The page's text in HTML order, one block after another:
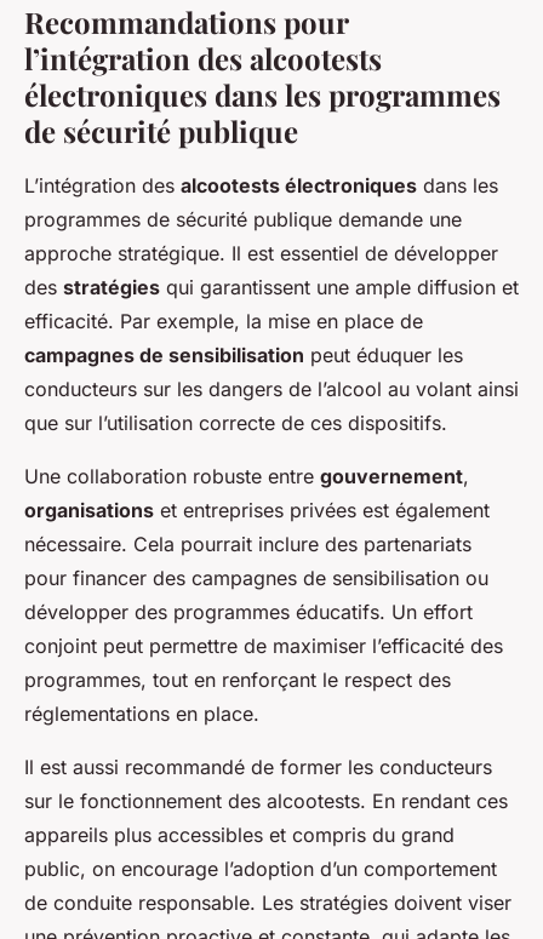
Recommandations pour
l’intégration des alcootests
électroniques dans les programmes
de sécurité publique
L’intégration des alcootests électroniques dans les
programmes de sécurité publique demande une
approche stratégique. Il est essentiel de développer
des stratégies qui garantissent une ample diffusion et
efficacité. Par exemple, la mise en place de
campagnes de sensibilisation peut éduquer les
conducteurs sur les dangers de l’alcool au volant ainsi
que sur l’utilisation correcte de ces dispositifs.
Une collaboration robuste entre gouvernement,
organisations et entreprises privées est également
nécessaire. Cela pourrait inclure des partenariats
pour financer des campagnes de sensibilisation ou
développer des programmes éducatifs. Un effort
conjoint peut permettre de maximiser l’efficacité des
programmes, tout en renforçant le respect des
réglementations en place.
Il est aussi recommandé de former les conducteurs
sur le fonctionnement des alcootests. En rendant ces
appareils plus accessibles et compris du grand
public, on encourage l’adoption d’un comportement
de conduite responsable. Les stratégies doivent viser